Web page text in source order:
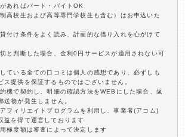
あればパート・バイトOK
高校生および高等専門学校生も含む）はお申込いた
付け条件をよく読み、計画的な借り入れを心がけて
と判断した場合、金利0円サービスが適用されない可
ている全ての口コミは個人の感想であり、必ずしも
ス提供を保証するものではございません。
機で契約し、明細の確認方法をWEBにした場合、返
送物が発生しません。
フィリエイトプログラムを利用し、事業者(アコム)
益を得て運営しております
極度額は審査によって決定します